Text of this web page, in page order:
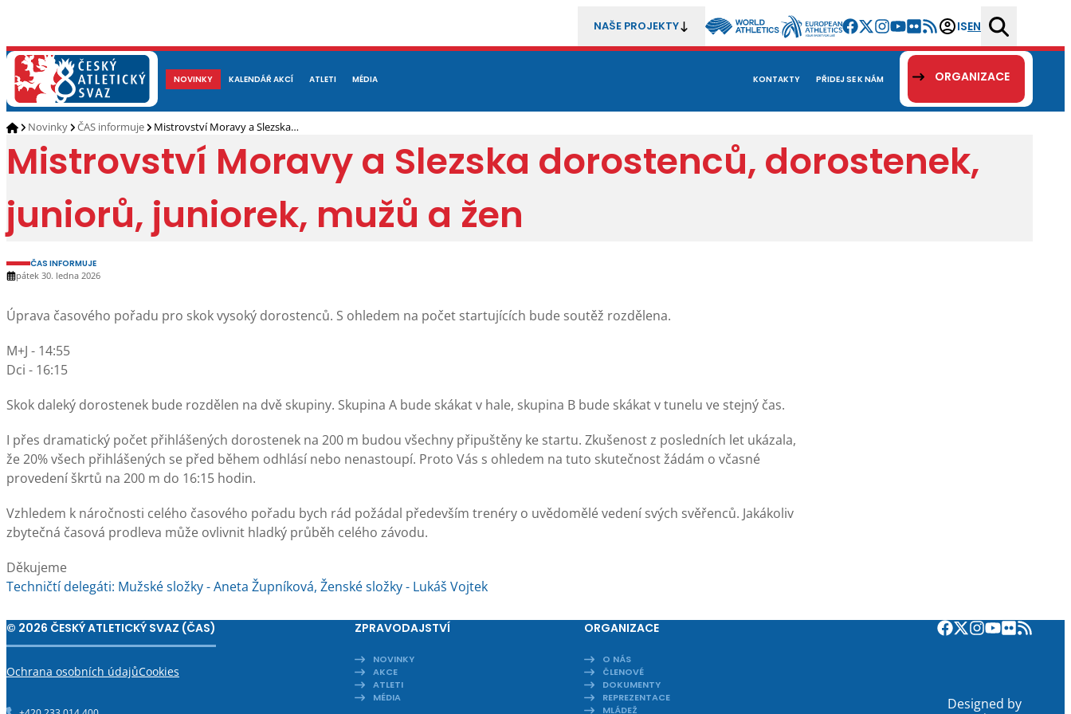
NAŠE PROJEKTY ISEN
NOVINKY KALENDÁŘ AKCÍ ATLETI MÉDIA
O NÁS ČLENOVÉ DOKUMENTY REPREZENTACE KONTAKTY PŘIDEJ SE K NÁM ORGANIZACE
Novinky ČAS informuje Mistrovství Moravy a Slezska…
Mistrovství Moravy a Slezska dorostenců, dorostenek,
juniorů, juniorek, mužů a žen
ČAS INFORMUJE
pátek 30. ledna 2026
Úprava časového pořadu pro skok vysoký dorostenců. S ohledem na počet startujících bude soutěž rozdělena.
M+J - 14:55
Dci - 16:15
Skok daleký dorostenek bude rozdělen na dvě skupiny. Skupina A bude skákat v hale, skupina B bude skákat v tunelu ve stejný čas.
I přes dramatický počet přihlášených dorostenek na 200 m budou všechny připuštěny ke startu. Zkušenost z posledních let ukázala,
že 20% všech přihlášených se před během odhlásí nebo nenastoupí. Proto Vás s ohledem na tuto skutečnost žádám o včasné
provedení škrtů na 200 m do 16:15 hodin.
Vzhledem k náročnosti celého časového pořadu bych rád požádal především trenéry o uvědomělé vedení svých svěřenců. Jakákoliv
zbytečná časová prodleva může ovlivnit hladký průběh celého závodu.
Děkujeme
Techničtí delegáti: Mužské složky - Aneta Župníková, Ženské složky - Lukáš Vojtek
© 2026 ČESKÝ ATLETICKÝ SVAZ (ČAS)
Ochrana osobních údajůCookies
ZPRAVODAJSTVÍ
NOVINKY
AKCE
ATLETI
MÉDIA
ORGANIZACE
O NÁS
ČLENOVÉ
DOKUMENTY
REPREZENTACE
MLÁDEŽ
Designed by